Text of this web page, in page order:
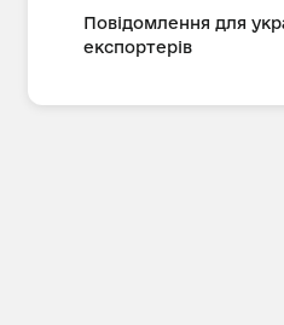
Повідомлення для
експортерів